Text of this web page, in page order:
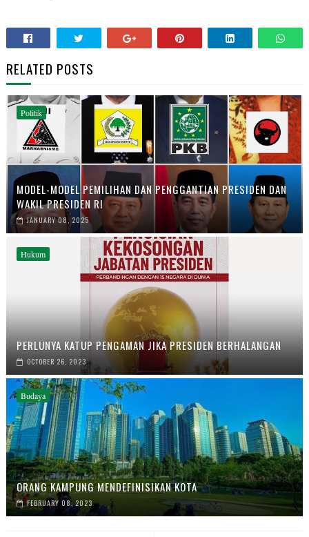
RELATED POSTS
Politik
MODEL-MODEL PEMILIHAN DAN PENGGANTIAN PRESIDEN DAN
WAKIL PRESIDEN RI
JANUARY 08, 2025
Hukum
PERLUNYA KATUP PENGAMAN JIKA PRESIDEN BERHALANGAN
OCTOBER 26, 2023
Budaya
ORANG KAMPUNG MENDEFINISIKAN KOTA
FEBRUARY 08, 2023